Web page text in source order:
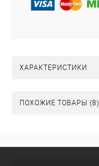
ХАРАКТЕРИСТИКИ
ПОХОЖИЕ ТОВАРЫ (8)